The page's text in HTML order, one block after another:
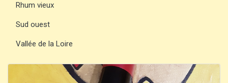
Rhum vieux
Sud ouest
Vallée de la Loire